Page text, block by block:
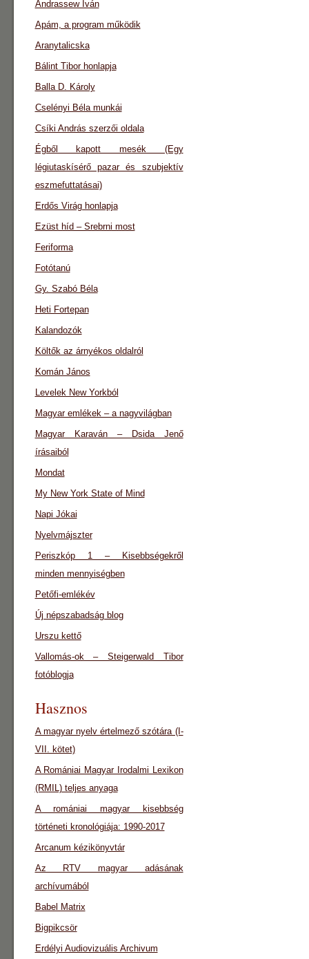
Andrassew Iván
Apám, a program működik
Aranytalicska
Bálint Tibor honlapja
Balla D. Károly
Cselényi Béla munkái
Csíki András szerzői oldala
Égből kapott mesék (Egy
légiutaskísérő pazar és szubjektív
eszmefuttatásai)
Erdős Virág honlapja
Ezüst híd – Srebrni most
Feriforma
Fotótanú
Gy. Szabó Béla
Heti Fortepan
Kalandozók
Költők az árnyékos oldalról
Komán János
Levelek New Yorkból
Magyar emlékek – a nagyvilágban
Magyar Karaván – Dsida Jenő
írásaiból
Mondat
My New York State of Mind
Napi Jókai
Nyelvmájszter
Periszkóp 1 – Kisebbségekről
minden mennyiségben
Petőfi-emlékév
Új népszabadság blog
Urszu kettő
Vallomás-ok – Steigerwald Tibor
fotóblogja
Hasznos
A magyar nyelv értelmező szótára (I-
VII. kötet)
A Romániai Magyar Irodalmi Lexikon
(RMIL) teljes anyaga
A romániai magyar kisebbség
történeti kronológiája: 1990-2017
Arcanum kézikönyvtár
Az RTV magyar adásának
archívumából
Babel Matrix
Bigpikcsör
Erdélyi Audiovizuális Archivum